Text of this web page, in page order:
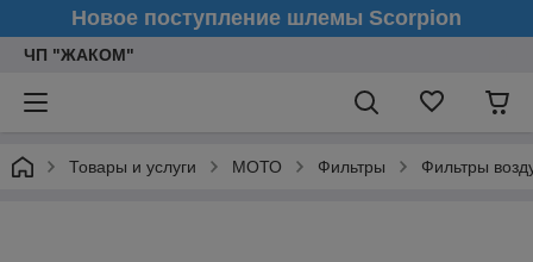
Новое поступление шлемы Scorpion
ЧП "ЖАКОМ"
Товары и услуги МОТО Фильтры Фильтры